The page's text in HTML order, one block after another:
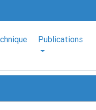
Publications